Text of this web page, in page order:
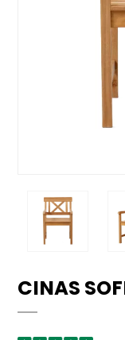
CINAS